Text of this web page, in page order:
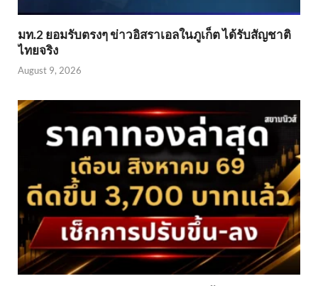
มท.2 ยอมรับตรงๆ ข่าวอิสราเอลในภูเก็ต ได้รับสัญชาติ
ไทยจริง
August 9, 2026